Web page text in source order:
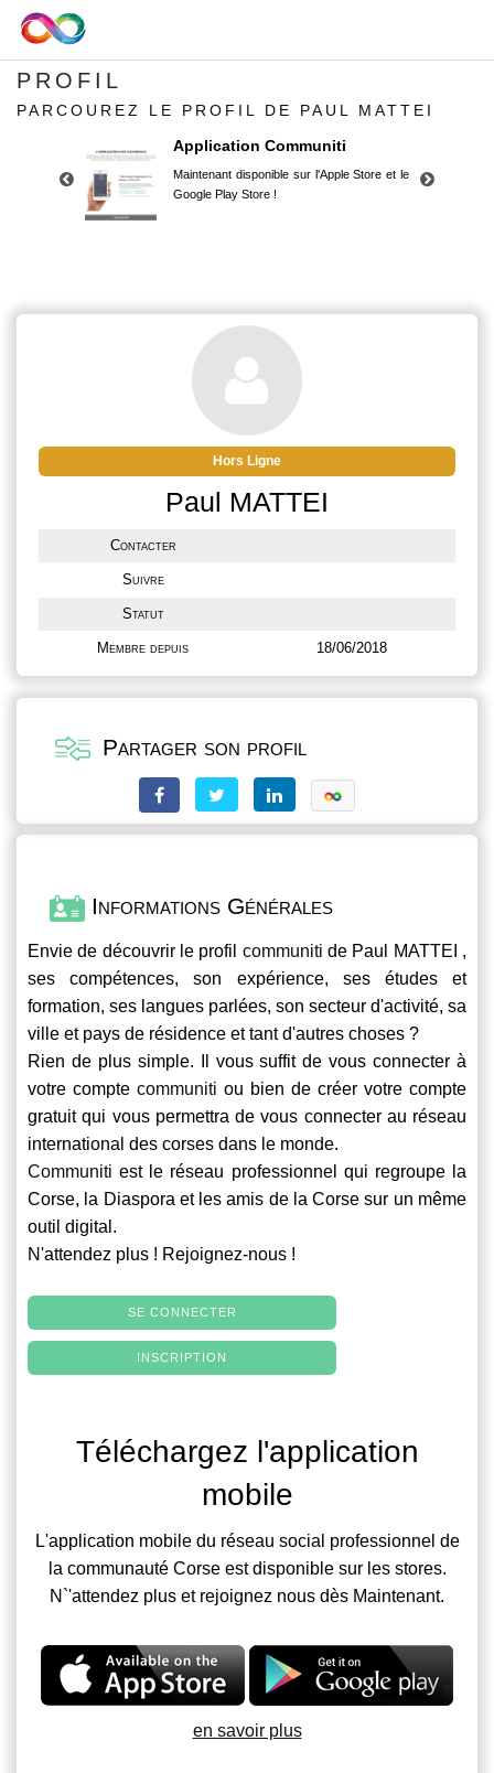
PROFIL
PARCOUREZ LE PROFIL DE PAUL MATTEI
Application Communiti
Maintenant disponible sur l'Apple Store et le
Google Play Store !
Google Play Store !
Hors Ligne
Paul MATTEI
Contacter
Suivre
Statut
Membre depuis 18/06/2018
Partager son profil
Informations Générales
Envie de découvrir le profil communiti de Paul MATTEI ,
ses compétences, son expérience, ses études et
formation, ses langues parlées, son secteur d'activité, sa
ville et pays de résidence et tant d'autres choses ?
Rien de plus simple. Il vous suffit de vous connecter à
votre compte communiti ou bien de créer votre compte
gratuit qui vous permettra de vous connecter au réseau
international des corses dans le monde.
Communiti est le réseau professionnel qui regroupe la
Corse, la Diaspora et les amis de la Corse sur un même
outil digital.
N'attendez plus ! Rejoignez-nous !
SE CONNECTER
INSCRIPTION
Téléchargez l'application
mobile
L'application mobile du réseau social professionnel de
la communauté Corse est disponible sur les stores.
N`'attendez plus et rejoignez nous dès Maintenant.
en savoir plus